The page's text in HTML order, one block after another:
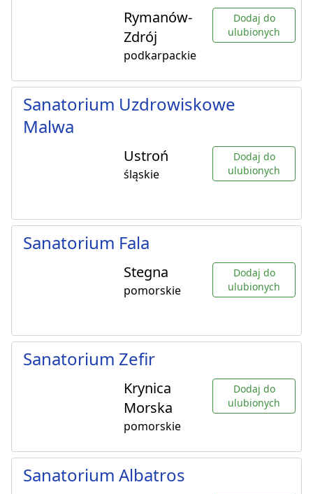
Rymanów-
Zdrój
podkarpackie
Dodaj do
ulubionych
Sanatorium Uzdrowiskowe
Malwa
Ustroń
śląskie
Dodaj do
ulubionych
Sanatorium Fala
Stegna
pomorskie
Dodaj do
ulubionych
Sanatorium Zefir
Krynica
Morska
pomorskie
Dodaj do
ulubionych
Sanatorium Albatros